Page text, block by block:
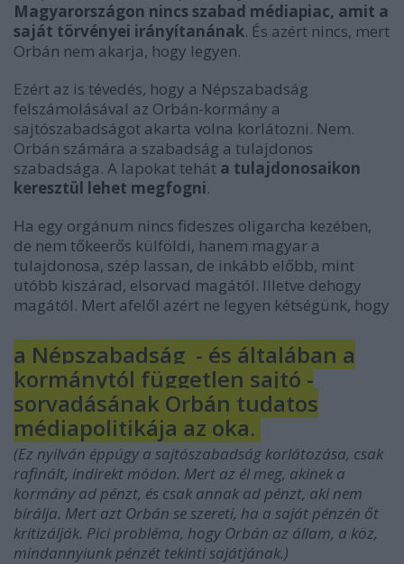
Magyarországon nincs szabad médiapiac, amit a
saját törvényei irányítanának. És azért nincs, mert
Orbán nem akarja, hogy legyen.
Ezért az is tévedés, hogy a Népszabadság
felszámolásával az Orbán-kormány a
sajtószabadságot akarta volna korlátozni. Nem.
Orbán számára a szabadság a tulajdonos
szabadsága. A lapokat tehát a tulajdonosaikon
keresztül lehet megfogni.
Ha egy orgánum nincs fideszes oligarcha kezében,
de nem tőkeerős külföldi, hanem magyar a
tulajdonosa, szép lassan, de inkább előbb, mint
utóbb kiszárad, elsorvad magától. Illetve dehogy
magától. Mert afelől azért ne legyen kétségünk, hogy
a Népszabadság - és általában a
kormánytól független sajtó -
sorvadásának Orbán tudatos
médiapolitikája az oka.
(Ez nyilván éppúgy a sajtószabadság korlátozása, csak
rafinált, indirekt módon. Mert az él meg, akinek a
kormány ad pénzt, és csak annak ad pénzt, aki nem
bírálja. Mert azt Orbán se szereti, ha a saját pénzén őt
kritizálják. Pici probléma, hogy Orbán az állam, a köz,
mindannyiunk pénzét tekinti sajátjának.)